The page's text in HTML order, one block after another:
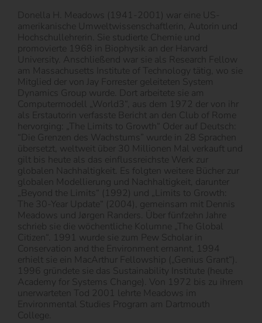
Donella H. Meadows (1941-2001) war eine US-
amerikanische Umweltwissenschaftlerin, Autorin und
Hochschullehrerin. Sie studierte Chemie und
promovierte 1968 in Biophysik an der Harvard
University. Anschließend war sie als Research Fellow
am Massachusetts Institute of Technology tätig, wo sie
Mitglied der von Jay Forrester geleiteten System
Dynamics Group wurde. Dort arbeitete sie am
Computermodell „World3“, aus dem 1972 der von ihr
als Erstautorin verfasste Bericht an den Club of Rome
hervorging: „The Limits to Growth“ Oder auf Deutsch:
“Die Grenzen des Wachstums” wurde in 28 Sprachen
übersetzt, weltweit über 30 Millionen Mal verkauft und
gilt bis heute als das einflussreichste Werk zur
globalen Nachhaltigkeit. Es folgten weitere Bücher zur
globalen Modellierung und Nachhaltigkeit, darunter
„Beyond the Limits“ (1992) und „Limits to Growth:
The 30-Year Update“ (2004), gemeinsam mit Dennis
Meadows und Jørgen Randers. Über fünfzehn Jahre
schrieb sie die wöchentliche Kolumne „The Global
Citizen“. 1991 wurde sie zum Pew Scholar in
Conservation and the Environment ernannt, 1994
erhielt sie ein MacArthur Fellowship („Genius Grant“).
1996 gründete sie das Sustainability Institute (heute
Academy for Systems Change). Von 1972 bis zu ihrem
unerwarteten Tod 2001 lehrte Meadows im
Environmental Studies Program am Dartmouth
College.